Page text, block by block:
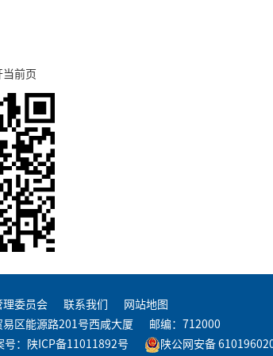
前页
委员会 联系我们
网站地图
区能源路201号西咸大厦
邮编：712000
： 陕ICP备11011892号 陕公网安备